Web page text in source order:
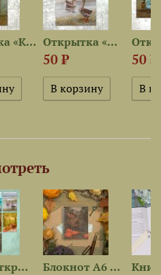
Открытка «Крылатая мастерица» Открытка «Дикие гуси»
50 ₽ 50 ₽
Набор открыток «Хорошая... Блокнот А6 «Осень в Предгорье»